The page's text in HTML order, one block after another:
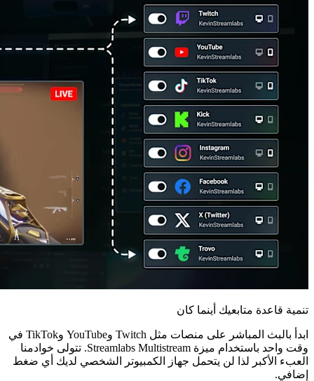
تنمية قاعدة متابعيك أينما كان
ابدأ بالبث المباشر على منصات مثل Twitch وYouTube وTikTok في
وقت واحد باستخدام ميزة Streamlabs Multistream. تتولى خوادمنا
العبء الأكبر لذا لن يتحمل جهاز الكمبيوتر الشخصي لديك أي ضغط
إضافي.